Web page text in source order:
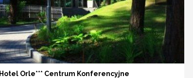
Hotel Orle*** Centrum Konferencyjne